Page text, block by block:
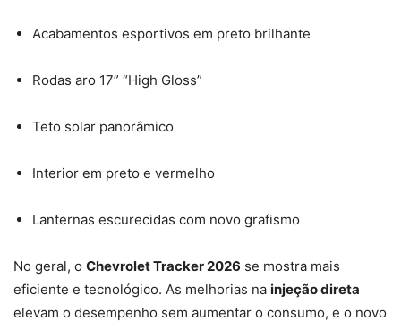
Acabamentos esportivos em preto brilhante
Rodas aro 17” “High Gloss”
Teto solar panorâmico
Interior em preto e vermelho
Lanternas escurecidas com novo grafismo
No geral, o Chevrolet Tracker 2026 se mostra mais
eficiente e tecnológico. As melhorias na injeção direta
elevam o desempenho sem aumentar o consumo, e o novo